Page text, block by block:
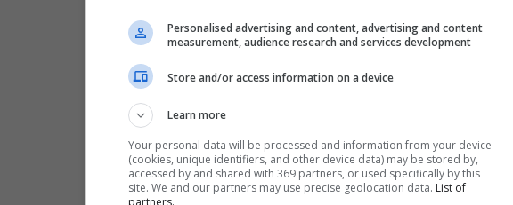
Personalised advertising and content, advertising and content
measurement, audience research and services development
Store and/or access information on a device
Learn more
Your personal data will be processed and information from your device
(cookies, unique identifiers, and other device data) may be stored by,
accessed by and shared with 369 partners, or used specifically by this
site. We and our partners may use precise geolocation data. List of
partners.